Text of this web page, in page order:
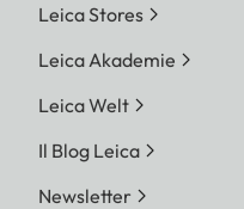
Leica Stores
Leica Akademie
Leica Welt
Il Blog Leica
Newsletter